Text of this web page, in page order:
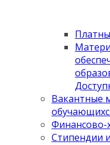
Вакантные
Финансово-
Стипендии